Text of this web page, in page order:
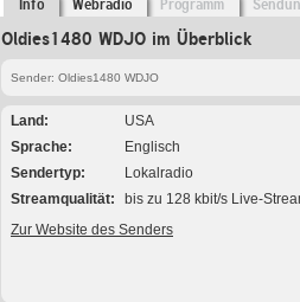
Info Webradio Programm
Oldies1480 WDJO im Überblick
Sender: Oldies1480 WDJO
Land
USA
Sprache
Englisch
Sendertyp
Lokalradio
Streamqualität
bis zu 128 kbit/s Live-
Zur Website des Senders